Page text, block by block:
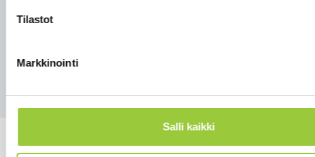
Tilastot
Markkinointi
Salli kaikki
liite 22 Varsavaara_sähkönsiirtoreitin